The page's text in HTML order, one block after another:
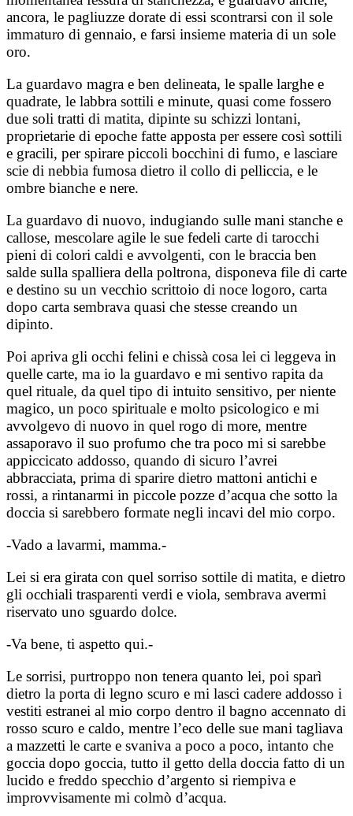
ancora, le pagliuzze dorate di essi scontrarsi con il sole
immaturo di gennaio, e farsi insieme materia di un sole
oro.
La guardavo magra e ben delineata, le spalle larghe e
quadrate, le labbra sottili e minute, quasi come fossero
due soli tratti di matita, dipinte su schizzi lontani,
proprietarie di epoche fatte apposta per essere così sottili
e gracili, per spirare piccoli bocchini di fumo, e lasciare
scie di nebbia fumosa dietro il collo di pelliccia, e le
ombre bianche e nere.
La guardavo di nuovo, indugiando sulle mani stanche e
callose, mescolare agile le sue fedeli carte di tarocchi
pieni di colori caldi e avvolgenti, con le braccia ben
salde sulla spalliera della poltrona, disponeva file di carte
e destino su un vecchio scrittoio di noce logoro, carta
dopo carta sembrava quasi che stesse creando un
dipinto.
Poi apriva gli occhi felini e chissà cosa lei ci leggeva in
quelle carte, ma io la guardavo e mi sentivo rapita da
quel rituale, da quel tipo di intuito sensitivo, per niente
magico, un poco spirituale e molto psicologico e mi
avvolgevo di nuovo in quel rogo di more, mentre
assaporavo il suo profumo che tra poco mi si sarebbe
appiccicato addosso, quando di sicuro l’avrei
abbracciata, prima di sparire dietro mattoni antichi e
rossi, a rintanarmi in piccole pozze d’acqua che sotto la
doccia si sarebbero formate negli incavi del mio corpo.
-Vado a lavarmi, mamma.-
Lei si era girata con quel sorriso sottile di matita, e dietro
gli occhiali trasparenti verdi e viola, sembrava avermi
riservato uno sguardo dolce.
-Va bene, ti aspetto qui.-
Le sorrisi, purtroppo non tenera quanto lei, poi sparì
dietro la porta di legno scuro e mi lasci cadere addosso i
vestiti estranei al mio corpo dentro il bagno accennato di
rosso scuro e caldo, mentre l’eco delle sue mani tagliava
a mazzetti le carte e svaniva a poco a poco, intanto che
goccia dopo goccia, tutto il getto della doccia fatto di un
lucido e freddo specchio d’argento si riempiva e
improvvisamente mi colmò d’acqua.